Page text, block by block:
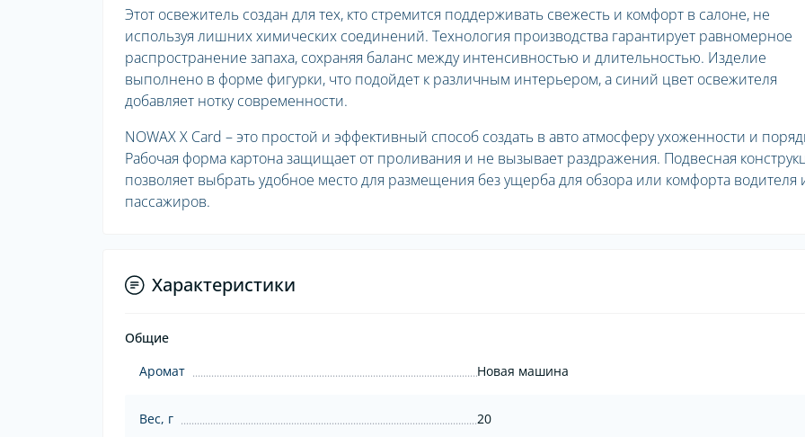
Этот освежитель создан для тех, кто стремится поддерживать свежесть и комфорт в салоне, не
используя лишних химических соединений. Технология производства гарантирует равномерное
распространение запаха, сохраняя баланс между интенсивностью и длительностью. Изделие
выполнено в форме фигурки, что подойдет к различным интерьером, а синий цвет освежителя
добавляет нотку современности.
NOWAX X Card – это простой и эффективный способ создать в авто атмосферу ухоженности и
Рабочая форма картона защищает от проливания и не вызывает раздражения. Подвесная
позволяет выбрать удобное место для размещения без ущерба для обзора или комфорта водителя
пассажиров.
Характеристики
Общие
Аромат
Новая машина
Вес, г 20